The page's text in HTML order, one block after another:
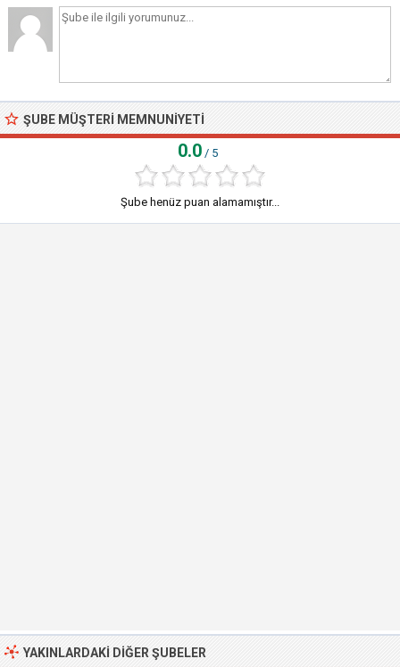
ŞUBE MÜŞTERI MEMNUNIYETI
0.0 / 5
Şube henüz puan alamamıştır...
YAKINLARDAKI DIĞER ŞUBELER